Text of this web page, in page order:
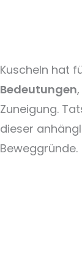
Kuscheln hat
Bedeutungen
Zuneigung.
dieser
Beweggründe.